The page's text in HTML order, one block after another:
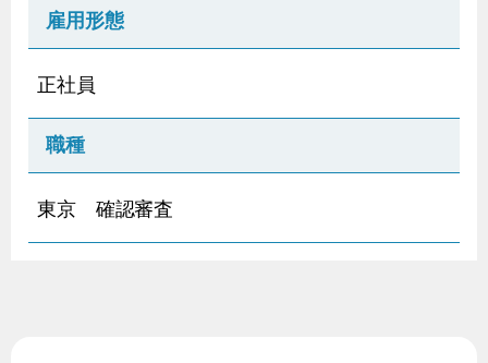
雇用形態
正社員
職種
東京 確認審査